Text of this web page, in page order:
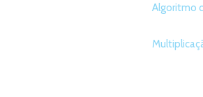
Algoritmo